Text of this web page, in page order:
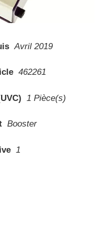
Avril 2019
462261
1 Pièce(s)
Booster
1